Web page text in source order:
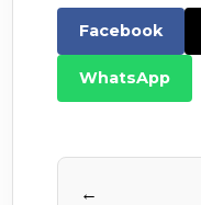
Facebook
WhatsApp
←